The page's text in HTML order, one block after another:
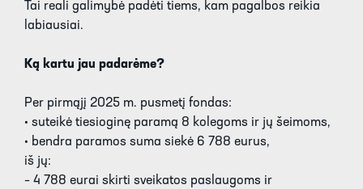
Tai reali galimybė padėti tiems, kam pagalbos reikia
labiausiai.
Ką kartu jau padarėme?
Per pirmąjį 2025 m. pusmetį fondas:
• suteikė tiesioginę paramą 8 kolegoms ir jų šeimoms,
• bendra paramos suma siekė 6 788 eurus,
iš jų:
– 4 788 eurai skirti sveikatos paslaugoms ir